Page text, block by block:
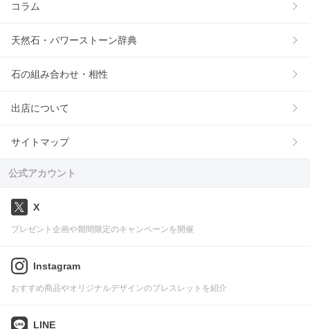
コラム
天然石・パワーストーン辞典
石の組み合わせ・相性
出店について
サイトマップ
公式アカウント
X
プレゼント企画や期間限定のキャンペーンを開催
Instagram
おすすめ商品やオリジナルデザインのブレスレットを紹介
LINE